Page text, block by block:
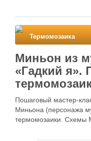
Термомозаика
Миньон из
«Гадкий я».
Пошаговый мастер-
Миньона (персонажа
термомозаики. Схемы